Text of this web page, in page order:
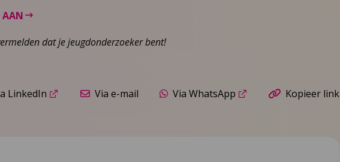
AAN
dat je jeugdonderzoeker bent!
LinkedIn Via e-mail Via WhatsApp Kopieer link